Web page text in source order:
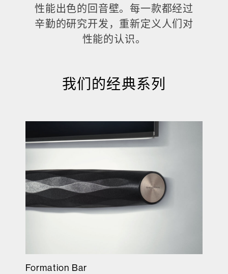
性能出色的回音壁。每一款都经过
辛勤的研究开发，重新定义人们对
性能的认识。
我们的经典系列
Formation Bar